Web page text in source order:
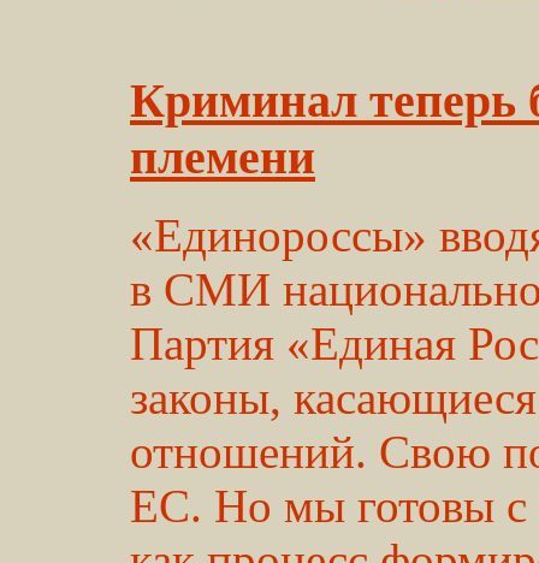
Криминал теперь
племени
«Единороссы»
в СМИ
Партия «Единая
законы,
отношений. Свою
ЕС. Но мы готовы с